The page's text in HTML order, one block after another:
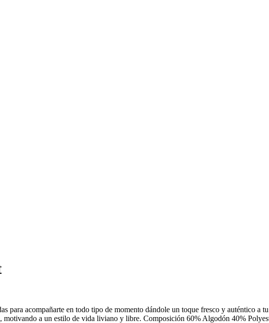
para acompañarte en todo tipo de momento dándole un toque fresco y auténtico a
motivando a un estilo de vida liviano y libre. Composición 60% Algodón 40%